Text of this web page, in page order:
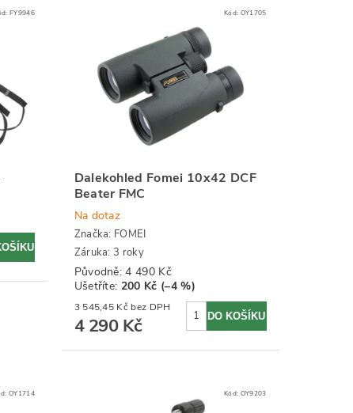
FY9946 Kód: OY1705
Dalekohled Fomei 10x42 DCF
Beater FMC
Na dotaz
Značka: FOMEI
Záruka: 3 roky
Původně:4 490 Kč
Ušetříte: 200 Kč (–4 %)
3 545,45 Kč bez DPH
4 290 Kč
OY1714 Kód: OY9203